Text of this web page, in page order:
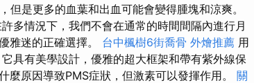
但是更多的血葉和出血可能會變得腫塊和涼爽。
多情況下，我們不會在通常的時間間隔內進行月
雅迷的正確選擇。 台中楓樹6街喬骨 外燴推薦 用
它具有美學設計，優雅的超大框架和帶有紫外線保
麼原因導致PMS症狀，但激素可以發揮作用。 關